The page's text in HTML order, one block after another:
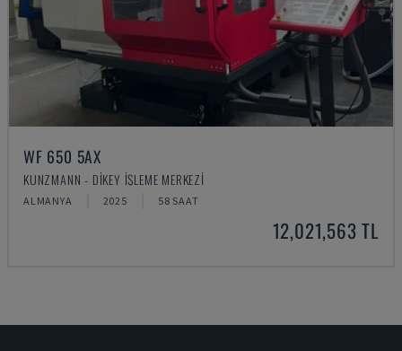
WF 650 5AX
KUNZMANN - DIKEY İŞLEME MERKEZI
ALMANYA 2025 58 SAAT
12,021,563 TL